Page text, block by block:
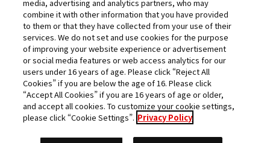
・このwebサイトに記載されているすべての画像・テキスト・
データの無断転用、転載をお断りします。
・開発中につき、本サイトで使用している画像と実際の商品
とは異なる場合がございます。
・機械の通信状況により、データが反映されない場合がござ
いますので予めご了承ください。
media, advertising and analytics partners, who may
combine it with other information that you have provided
to them or that they have collected from your use of their
services. We do not set and use cookies for the purpose
of improving your website experience or advertisement
or social media features or web access analytics for our
users under 16 years of age. Please click “Reject All
Cookies” if you are below the age of 16. Please click
“Accept All Cookies” if you are 16 years of age or older,
and accept all cookies. To customize your cookie settings,
please click “Cookie Settings”. Privacy Policy